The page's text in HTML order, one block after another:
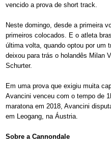
vencido a prova de short track.
Neste domingo, desde a primeira
primeiros colocados. E o atleta
última volta, quando optou por um
deixou para trás o holandês Milan
Schurter.
Em uma prova que exigiu muita
Avancini venceu com o tempo de
maratona em 2018, Avancini
em Leogang, na Áustria.
Sobre a Cannondale